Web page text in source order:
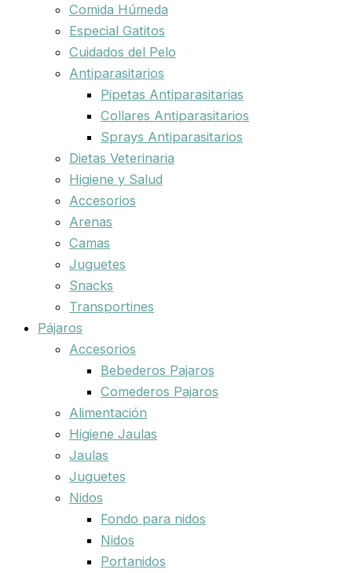
Comida Húmeda
Especial Gatitos
Cuidados del Pelo
Antiparasitarios
Pipetas Antiparasitarias
Collares Antiparasitarios
Sprays Antiparasitarios
Dietas Veterinaria
Higiene y Salud
Accesorios
Arenas
Camas
Juguetes
Snacks
Transportines
Pájaros
Accesorios
Bebederos Pajaros
Comederos Pajaros
Alimentación
Higiene Jaulas
Jaulas
Juguetes
Nidos
Fondo para nidos
Nidos
Portanidos